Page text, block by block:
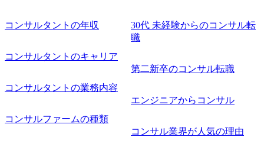
コンサルタントの年収
コンサルタントのキャリア
コンサルタントの業務内容
コンサルファームの種類
30代 未経験からのコンサル転
職
第二新卒のコンサル転職
エンジニアからコンサル
コンサル業界が人気の理由